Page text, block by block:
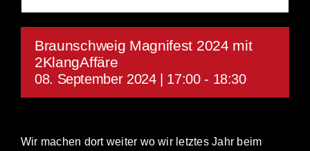
Braunschweig Magnifest 2024 mit
2KlangAffäre
08. September 2024 | 17:00- 18:30
Wir machen dort weiter wo wir letztes Jahr beim